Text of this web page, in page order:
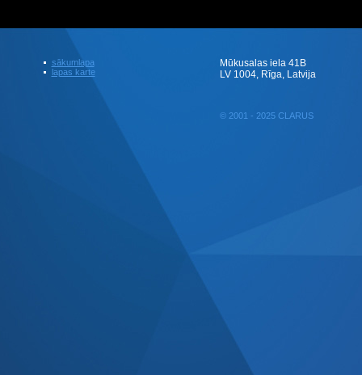
sākumlapa
lapas karte
Mūkusalas iela 41B
LV 1004, Rīga, Latvija
© 2001 - 2025 CLARUS